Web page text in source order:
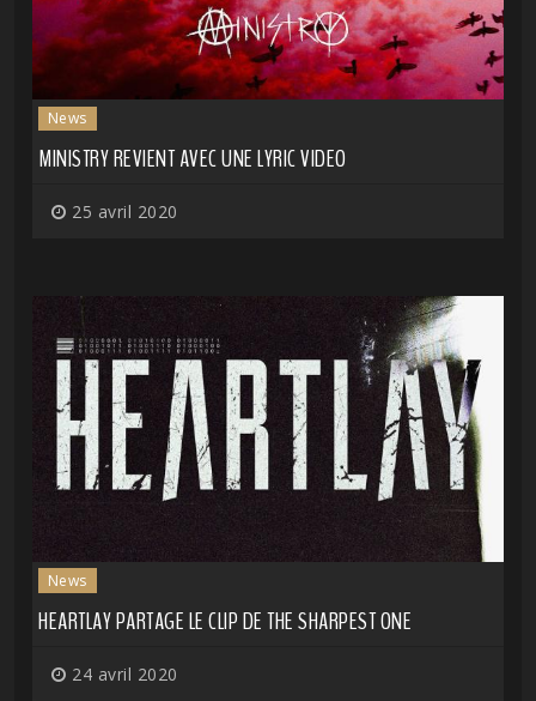
News
MINISTRY REVIENT AVEC UNE LYRIC VIDEO
25 avril 2020
News
HEARTLAY PARTAGE LE CLIP DE THE SHARPEST ONE
24 avril 2020